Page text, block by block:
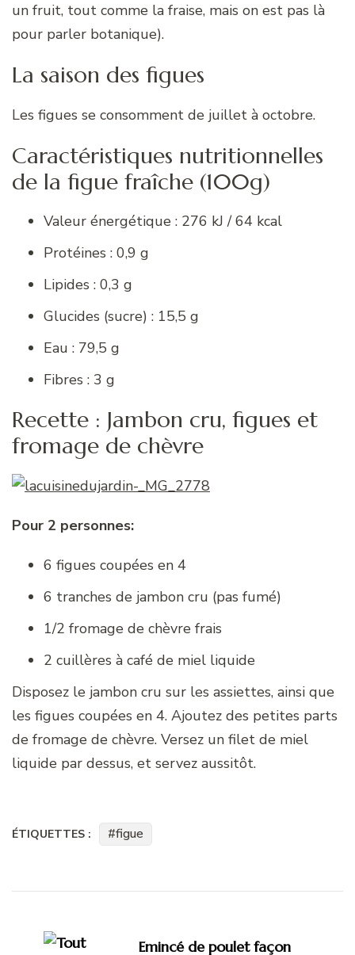
un fruit, tout comme la fraise, mais on est pas là
pour parler botanique).
La saison des figues
Les figues se consomment de juillet à octobre.
Caractéristiques nutritionnelles
de la figue fraîche (100g)
Valeur énergétique : 276 kJ / 64 kcal
Protéines : 0,9 g
Lipides : 0,3 g
Glucides (sucre) : 15,5 g
Eau : 79,5 g
Fibres : 3 g
Recette : Jambon cru, figues et
fromage de chèvre
Pour 2 personnes:
6 figues coupées en 4
6 tranches de jambon cru (pas fumé)
1/2 fromage de chèvre frais
2 cuillères à café de miel liquide
Disposez le jambon cru sur les assiettes, ainsi que
les figues coupées en 4. Ajoutez des petites parts
de fromage de chèvre. Versez un filet de miel
liquide par dessus, et servez aussitôt.
ÉTIQUETTES : figue
d'article
Emincé de poulet façon